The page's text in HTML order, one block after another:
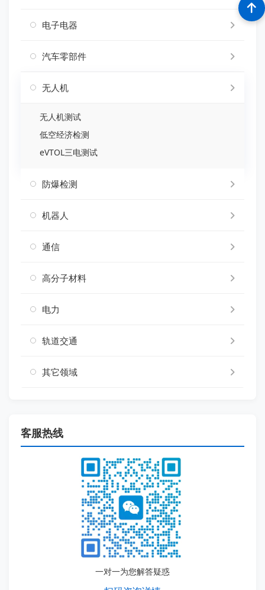
电子电器
汽车零部件
无人机
无人机测试
低空经济检测
eVTOL三电测试
防爆检测
机器人
通信
高分子材料
电力
轨道交通
其它领域
客服热线
一对一为您解答疑惑